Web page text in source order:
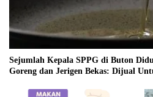
Sejumlah Kepala SPPG di Buton
Goreng dan Jerigen Bekas: Dijual